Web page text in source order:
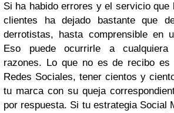
Si ha habido errores y el servicio que
clientes ha dejado bastante que
derrotistas, hasta comprensible en
Eso puede ocurrirle a
razones. Lo que no es de recibo es
Redes Sociales, tener cientos y
tu marca con su queja
por respuesta. Si tu estrategia Social